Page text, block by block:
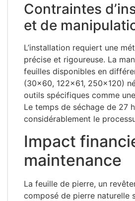
Contraintes
et de
L’installation requiert une
précise et rigoureuse. La
feuilles disponibles en
(30×60, 122×61, 250×120)
outils spécifiques comme
Le temps de séchage de 27
considérablement le
Impact
maintenance
La feuille de pierre, un
composé de pierre naturelle